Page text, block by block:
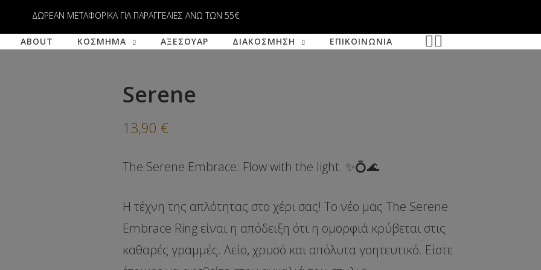
ΔΩΡΕΑΝ ΜΕΤΑΦΟΡΙΚΑ ΓΙΑ ΠΑΡΑΓΓΕΛΙΕΣ ΑΝΩ ΤΩΝ 55€
ABOUT ΚΟΣΜΗΜΑ ΑΞΕΣΟΥΑΡ ΔΙΑΚΟΣΜΗΣΗ ΕΠΙΚΟΙΝΩΝΙΑ
Serene
13,90 €
The Serene Embrace: Flow with the light. ✨💍🌊
Η τέχνη της απλότητας στο χέρι σας! Το νέο μας The Serene
Embrace Ring είναι η απόδειξη ότι η ομορφιά κρύβεται στις
καθαρές γραμμές. Λείο, χρυσό και απόλυτα γοητευτικό. Είστε